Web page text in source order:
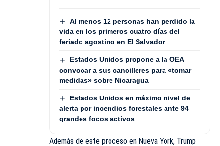
Al menos 12 personas han perdido la
vida en los primeros cuatro días del
feriado agostino en El Salvador
Estados Unidos propone a la OEA
convocar a sus cancilleres para «tomar
medidas» sobre Nicaragua
Estados Unidos en máximo nivel de
alerta por incendios forestales ante 94
grandes focos activos
Además de este proceso en Nueva York, Trump